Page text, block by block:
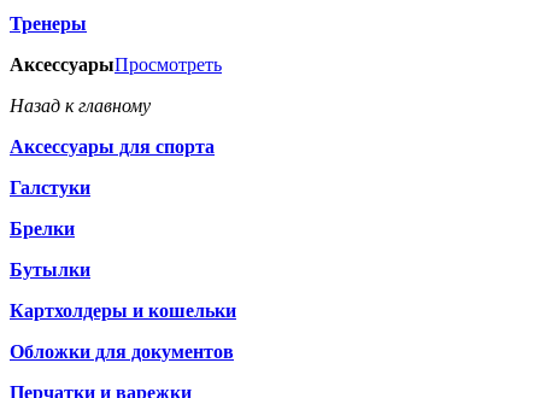
Тренеры
АксессуарыПросмотреть
Назад к главному
Аксессуары для спорта
Галстуки
Брелки
Бутылки
Картхолдеры и кошельки
Обложки для документов
Перчатки и варежки